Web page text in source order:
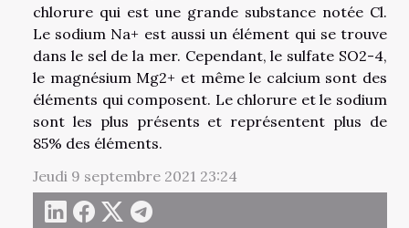
chlorure qui est une grande substance notée Cl.
Le sodium Na+ est aussi un élément qui se trouve
dans le sel de la mer. Cependant, le sulfate SO2-4,
le magnésium Mg2+ et même le calcium sont des
éléments qui composent. Le chlorure et le sodium
sont les plus présents et représentent plus de
85% des éléments.
Jeudi 9 septembre 2021 23:24